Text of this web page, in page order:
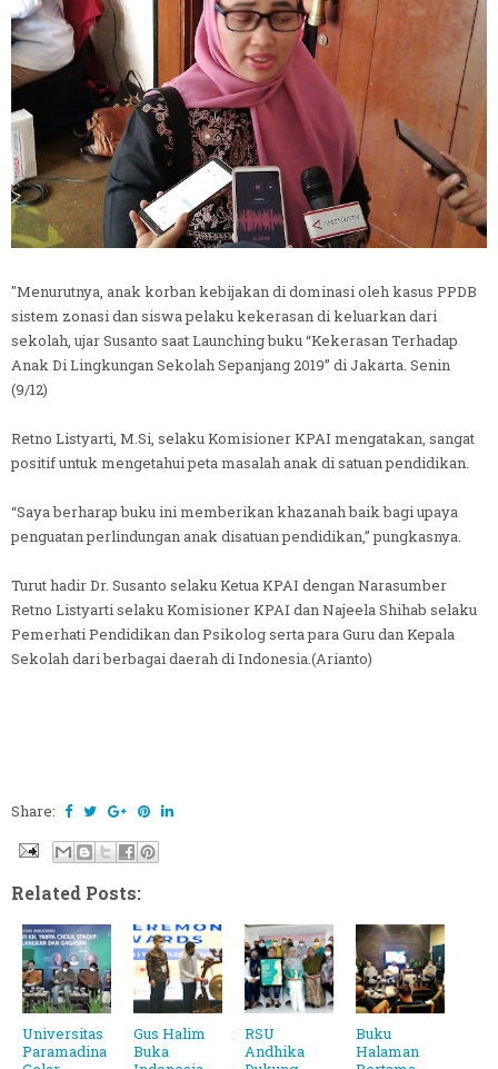
"Menurutnya, anak korban kebijakan di dominasi oleh kasus PPDB
sistem zonasi dan siswa pelaku kekerasan di keluarkan dari
sekolah, ujar Susanto saat Launching buku “Kekerasan Terhadap
Anak Di Lingkungan Sekolah Sepanjang 2019” di Jakarta. Senin
(9/12)
Retno Listyarti, M.Si, selaku Komisioner KPAI mengatakan, sangat
positif untuk mengetahui peta masalah anak di satuan pendidikan.
“Saya berharap buku ini memberikan khazanah baik bagi upaya
penguatan perlindungan anak disatuan pendidikan,” pungkasnya.
Turut hadir Dr. Susanto selaku Ketua KPAI dengan Narasumber
Retno Listyarti selaku Komisioner KPAI dan Najeela Shihab selaku
Pemerhati Pendidikan dan Psikolog serta para Guru dan Kepala
Sekolah dari berbagai daerah di Indonesia.(Arianto)
Share:
Related Posts:
Universitas
Paramadina
Gus Halim
Buka
RSU
Andhika
Buku
Halaman